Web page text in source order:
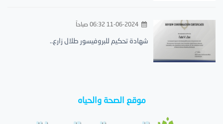
11-06-2024 06:32 صباحاً
شهادة تحكيم للبروفيسور طلال زارع..
موقع الصحة والحياه